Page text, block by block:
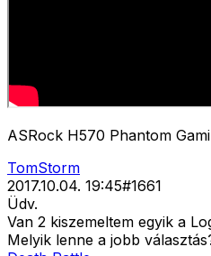
ASRock H570 Phantom
TomStorm
2017.10.04. 19:45#1661
Üdv.
Van 2 kiszemeltem egyik a
Melyik lenne a jobb